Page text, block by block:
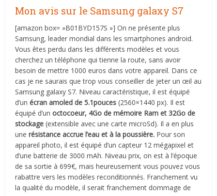
Mon avis sur le Samsung galaxy S7
[amazon box= »B01BYD157S »] On ne présente plus
Samsung, leader mondial dans les smartphones android.
Vous êtes perdu dans les différents modèles et vous
cherchez un téléphone qui tienne la route, sans avoir
besoin de mettre 1000 euros dans votre appareil. Dans ce
cas je ne saurais que trop vous conseiller de jeter un œil au
Samsung galaxy S7. Niveau caractéristique, il est équipé
d’unécran amoled de 5.1pouces (2560×1440 px). Il est
équipé d’unoctocoeur, 4Go de mémoire Ram et 32Go de
stockage (extensible avec une carte microSd). Il a en plus
unerésistance accrue l’eau et à la poussière. Pour son
appareil photo, il est équipé d’un capteur 12 mégapixel et
d’une batterie de 3000 mAh. Niveau prix, on est à l’époque
de sa sortie à 699€, mais heureusement vous pouvez vous
rabattre vers les modèles reconditionnés. Franchement vu
la qualité du modèle, il serait franchement dommage de